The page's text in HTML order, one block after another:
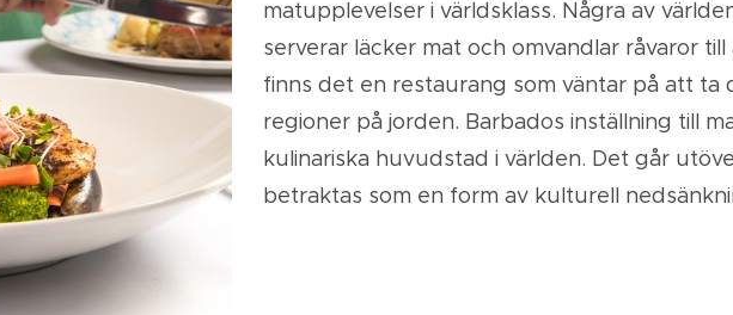
matupplevelser i världsklass. Några av
serverar läcker mat och omvandlar råvaror
finns det en restaurang som väntar på att ta
regioner på jorden. Barbados inställning till
kulinariska huvudstad i världen. Det går
betraktas som en form av kulturell